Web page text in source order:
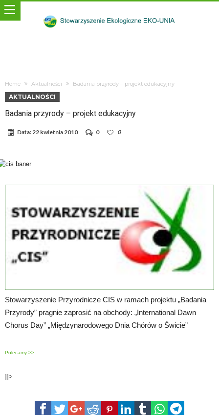
Home Aktualności Badania przyrody – projekt edukacyjny
AKTUALNOŚCI
Badania przyrody – projekt edukacyjny
Data:22 kwietnia 2010 0 0
Stowarzyszenie Przyrodnicze CIS w ramach projektu „Badania
Przyrody” pragnie zaprosić na obchody: „International Dawn
Chorus Day” „Międzynarodowego Dnia Chórów o Świcie”
Polecamy >>
]]>